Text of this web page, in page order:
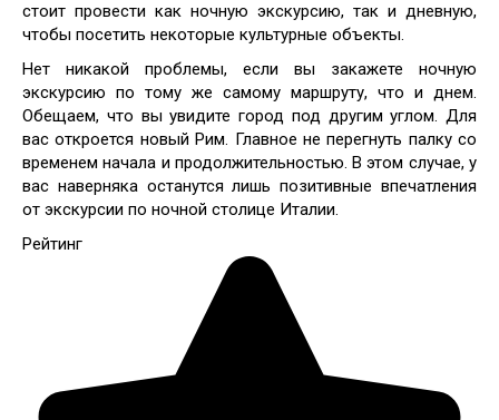
стоит провести как ночную экскурсию, так и дневную,
чтобы посетить некоторые культурные объекты.
Нет никакой проблемы, если вы закажете ночную
экскурсию по тому же самому маршруту, что и днем.
Обещаем, что вы увидите город под другим углом. Для
вас откроется новый Рим. Главное не перегнуть палку со
временем начала и продолжительностью. В этом случае, у
вас наверняка останутся лишь позитивные впечатления
от экскурсии по ночной столице Италии.
Рейтинг